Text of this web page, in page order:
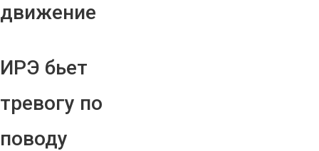
движение
ИРЭ бьет
тревогу по
поводу